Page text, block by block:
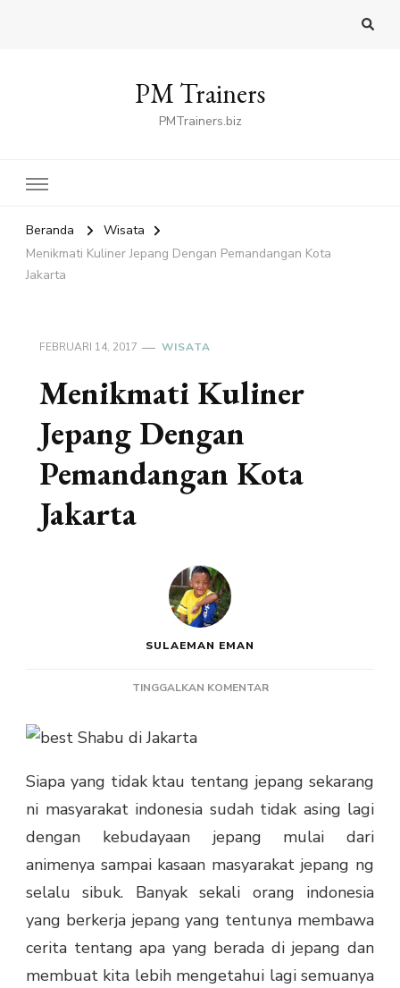
PM Trainers
PMTrainers.biz
Beranda
Wisata
Menikmati Kuliner Jepang Dengan Pemandangan Kota
Jakarta
FEBRUARI 14, 2017 WISATA
Menikmati Kuliner
Jepang Dengan
Pemandangan Kota
Jakarta
SULAEMAN EMAN
TINGGALKAN KOMENTARPADA
PEMANDANGAN
KOTA
JAKARTA
Siapa yang tidak ktau tentang jepang sekarang
ni masyarakat indonesia sudah tidak asing lagi
dengan kebudayaan jepang mulai dari
animenya sampai kasaan masyarakat jepang ng
selalu sibuk. Banyak sekali orang indonesia
yang berkerja jepang yang tentunya membawa
cerita tentang apa yang berada di jepang dan
membuat kita lebih mengetahui lagi semuanya